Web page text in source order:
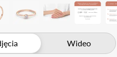
Wideo